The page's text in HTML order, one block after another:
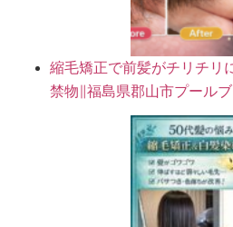
縮毛矯正で前髪がチリチリ
禁物∥福島県郡山市プール